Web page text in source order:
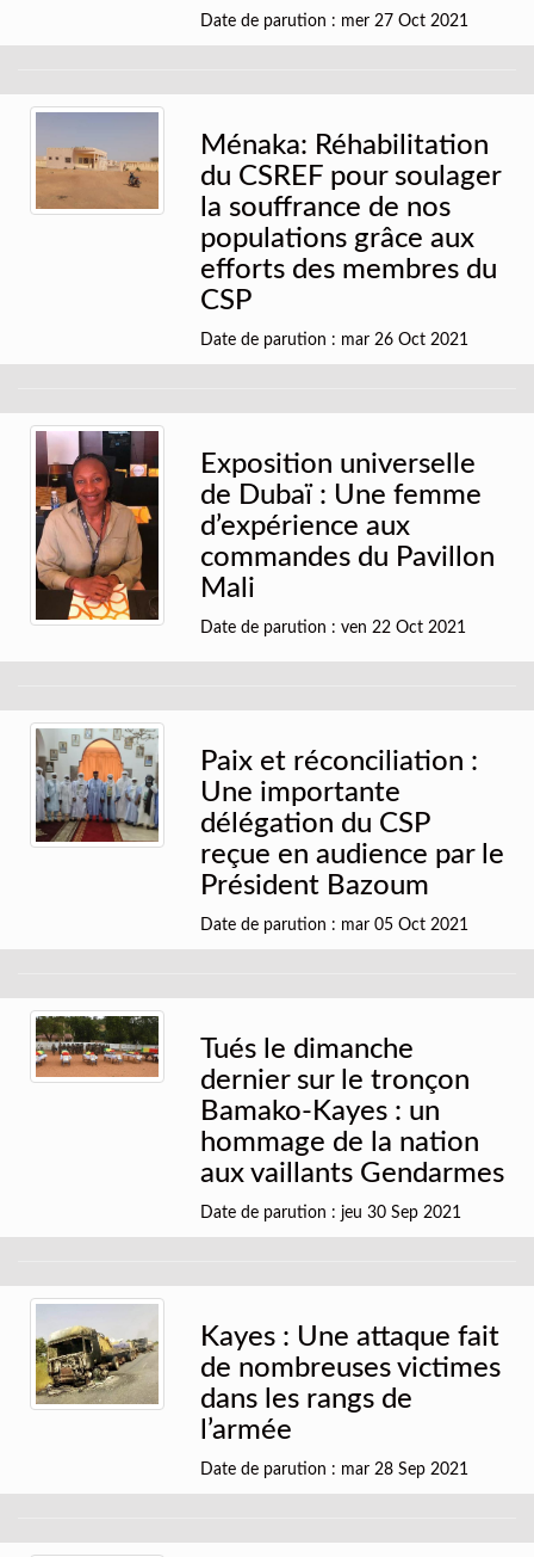
Date de parution : mer 27 Oct 2021
Ménaka: Réhabilitation
du CSREF pour soulager
la souffrance de nos
populations grâce aux
efforts des membres du
CSP
Date de parution : mar 26 Oct 2021
Exposition universelle
de Dubaï : Une femme
d’expérience aux
commandes du Pavillon
Mali
Date de parution : ven 22 Oct 2021
Paix et réconciliation :
Une importante
délégation du CSP
reçue en audience par le
Président Bazoum
Date de parution : mar 05 Oct 2021
Tués le dimanche
dernier sur le tronçon
Bamako-Kayes : un
hommage de la nation
aux vaillants Gendarmes
Date de parution : jeu 30 Sep 2021
Kayes : Une attaque fait
de nombreuses victimes
dans les rangs de
l’armée
Date de parution : mar 28 Sep 2021